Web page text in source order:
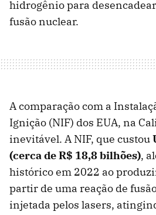
hidrogênio para
fusão nuclear.
A comparação com a
Ignição (NIF) dos EUA, na
inevitável. A NIF, que custou
(cerca de R$ 18,8 bilhões),
histórico em 2022 ao
partir de uma reação de
injetada pelos lasers,